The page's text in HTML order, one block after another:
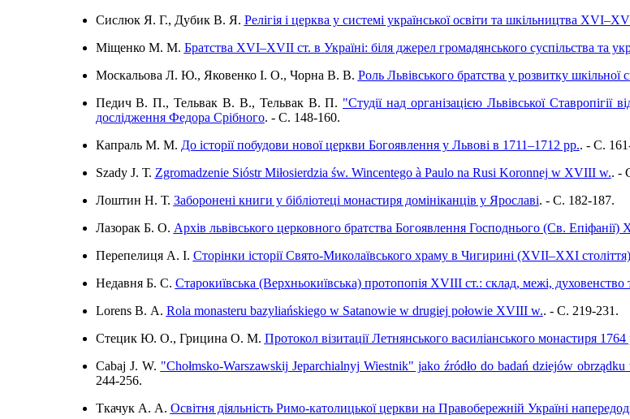
Сислюк Я. Г., Дубик В. Я. Релігія і церква у системі української освіти та шкільництва
Міщенко М. М. Братства XVI–XVII ст. в Україні: біля джерел громадянського суспільства та
Москальова Л. Ю., Яковенко І. О., Чорна В. В. Роль Львівського братства у розвитку
Педич В. П., Тельвак В. В., Тельвак В. П. "Студії над організацією Львівської
дослідження Федора Срібного. - C. 148-160.
Капраль М. М. До історії побудови нової церкви Богоявлення у Львові в 1711–1712 рр.. - C.
Szady J. Т. Zgromadzenie Sióstr Miłosierdzia św. Wincentego à Paulo na Rusi Koronnej w XVIII w.. -
Лоштин Н. Т. Заборонені книги у бібліотеці монастиря домініканців у Ярославі. - C. 182-187.
Лазорак Б. О. Архів львівського церковного братства Богоявлення Господнього (Св.
Перепелиця А. І. Сторінки історії Свято-Миколаївського храму в Чигирині (XVII–XXI століття)
Недавня Б. С. Старокиївська (Верхньокиївська) протопопія XVIII ст.: склад, межі, духовенство
Lorens B. А. Rola monasteru bazyliańskiego w Satanowie w drugiej połowie XVIII w.. - C. 219-231.
Стецик Ю. О., Грицина О. М. Протокол візитації Летнянського василіанського монастиря 1764
Cabaj J. W. "Chołmsko-Warszawskij Jeparchialnyj Wiestnik" jako źródło do badań dziejów
244-256.
Ткачук А. А. Освітня діяльність Римо-католицької церкви на Правобережній Україні